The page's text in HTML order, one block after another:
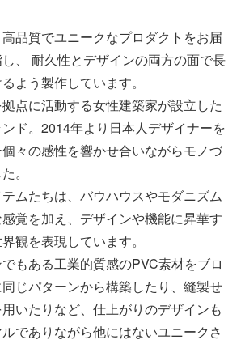
高品質でユニークなプロダクトをお届
、 耐久性とデザインの両方の面で長
よう製作しています。
点に活動する女性建築家が設立した
ド。2014年より日本人デザイナーを
々の感性を響かせ合いながらモノづ
。
ムたちは、バウハウスやモダニズム
覚を加え、デザインや機能に昇華す
観を表現しています。
もある工業的質感のPVC素材をブロ
じパターンから構築したり、縫製せ
いたりなど、仕上がりのデザインも
でありながら他にはないユニークさ